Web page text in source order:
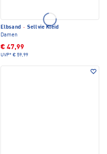
Elbsand · Sellvie Kleid
Damen
€ 47,99
UVP* € 59,99